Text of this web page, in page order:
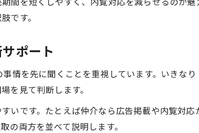
です。
ポート
事情を先に聞くことを重視しています。いきな
を見て判断します。
いです。たとえば仲介なら広告掲載や内覧対応
の両方を並べて説明します。